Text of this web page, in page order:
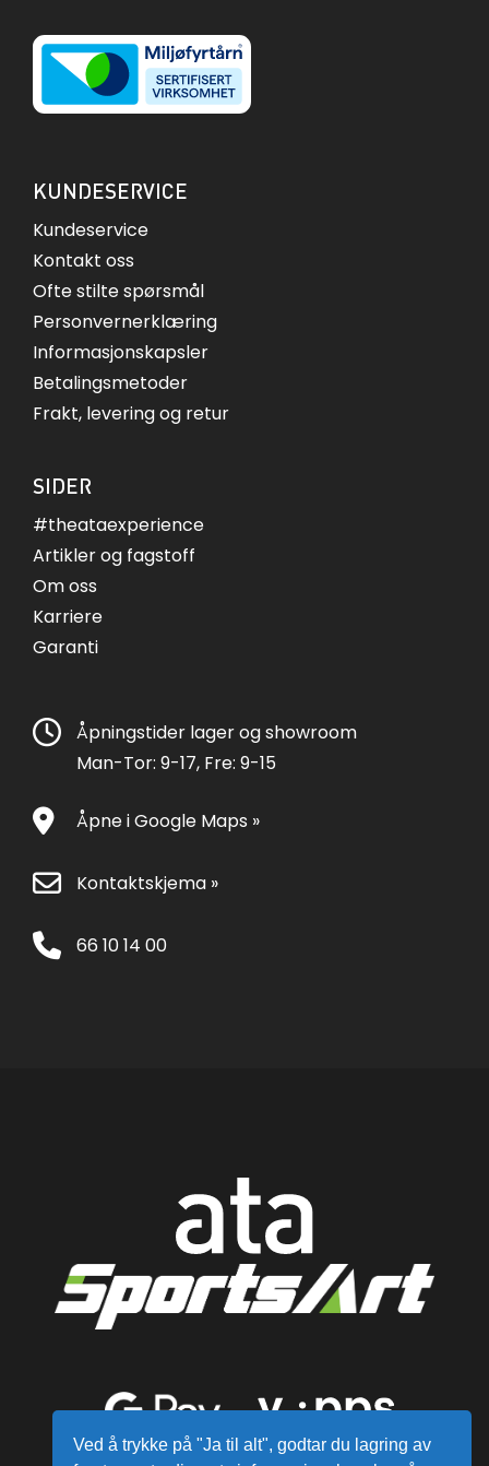
KUNDESERVICE
Kundeservice
Kontakt oss
Ofte stilte spørsmål
Personvernerklæring
Informasjonskapsler
Betalingsmetoder
Frakt, levering og retur
SIDER
#theataexperience
Artikler og fagstoff
Om oss
Karriere
Garanti
Åpningstider lager og showroom
Man-Tor: 9-17, Fre: 9-15
Åpne i Google Maps »
Kontaktskjema »
66 10 14 00
Ved å trykke på "Ja til alt", godtar du lagring av